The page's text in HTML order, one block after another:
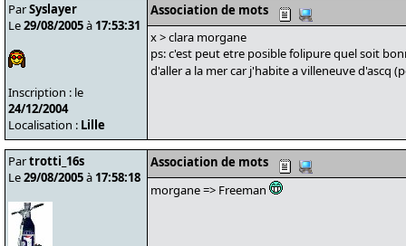
ParSyslayer
Le29/08/2005à 17:53:31
Inscription : le
24/12/2004
Localisation : Lille
Association de mots
x > clara morgane
ps: c'est peut etre posible folipure quel soit
d'aller a la mer car j'habite a villeneuve d'ascq
Partrotti_16s
Le29/08/2005à 17:58:18
Association de mots
morgane => Freeman